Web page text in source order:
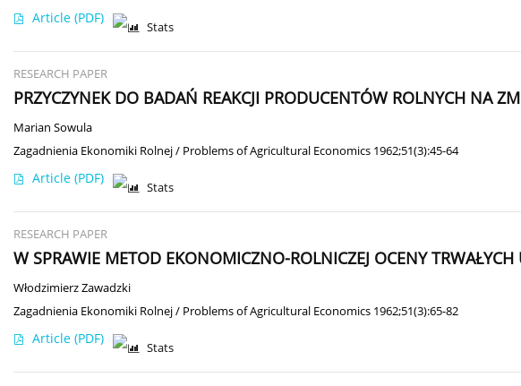
Article (PDF)
Stats
RESEARCH PAPER
PRZYCZYNEK DO BADAŃ REAKCJI PRODUCENTÓW ROLNYCH NA
Marian Sowula
Zagadnienia Ekonomiki Rolnej / Problems of Agricultural Economics 1962;51(3):45-64
Article (PDF)
Stats
RESEARCH PAPER
W SPRAWIE METOD EKONOMICZNO-ROLNICZEJ OCENY
Włodzimierz Zawadzki
Zagadnienia Ekonomiki Rolnej / Problems of Agricultural Economics 1962;51(3):65-82
Article (PDF)
Stats